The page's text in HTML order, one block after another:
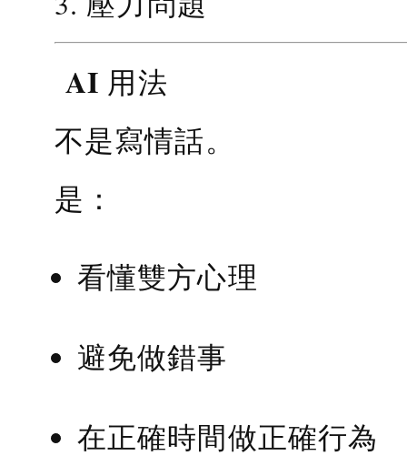
AI 用法
不是寫情話。
是：
看懂雙方心理
避免做錯事
在正確時間做正確行為